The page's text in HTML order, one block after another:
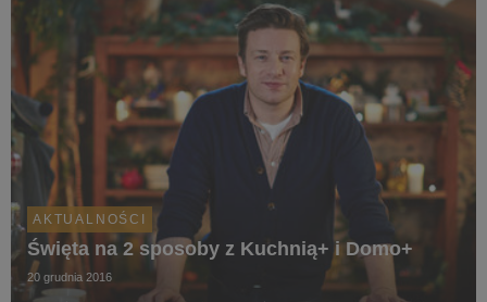
AKTUALNOŚCI
Święta na 2 sposoby z Kuchnią+ i Domo+
20 grudnia 2016